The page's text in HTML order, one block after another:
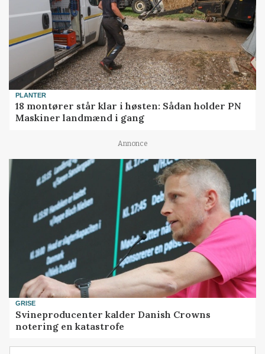
PLANTER
18 montører står klar i høsten: Sådan holder PN
Maskiner landmænd i gang
Annonce
GRISE
Svineproducenter kalder Danish Crowns
notering en katastrofe